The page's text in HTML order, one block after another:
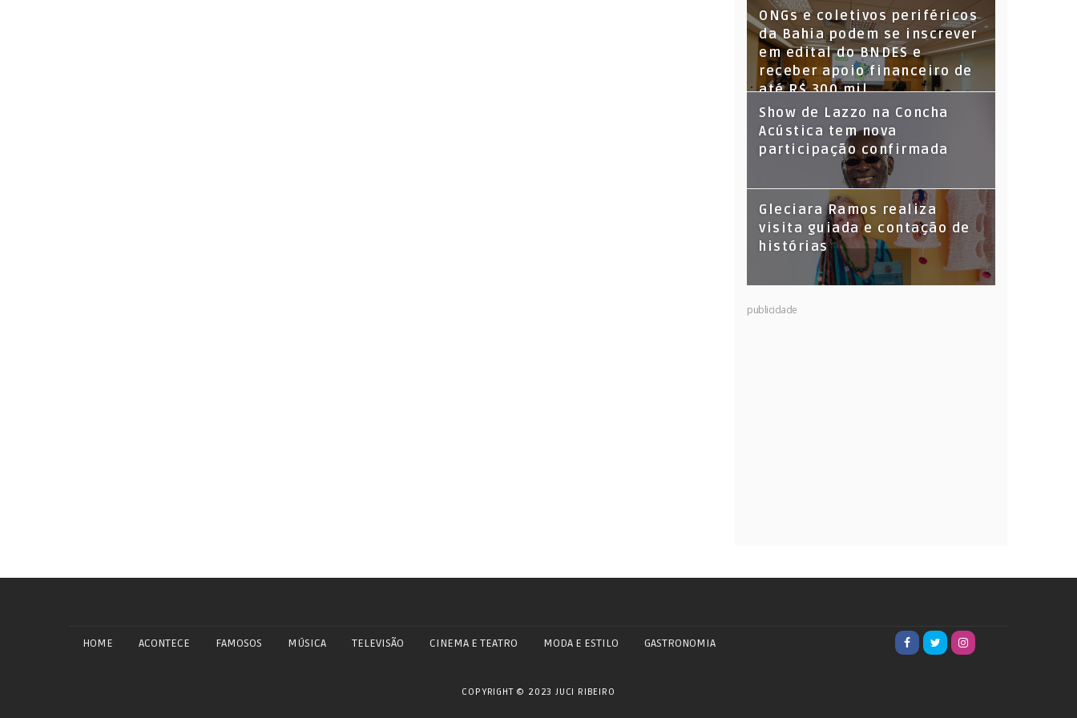
ONGs e coletivos periféricos
da Bahia podem se inscrever
em edital do BNDES e
receber apoio financeiro de
até R$ 300 mil
Show de Lazzo na Concha
Acústica tem nova
participação confirmada
Gleciara Ramos realiza
visita guiada e contação de
histórias
publicidade
HOME ACONTECE FAMOSOS MÚSICA TELEVISÃO CINEMA E TEATRO MODA E ESTILO GASTRONOMIA
COPYRIGHT © 2023 JUCI RIBEIRO